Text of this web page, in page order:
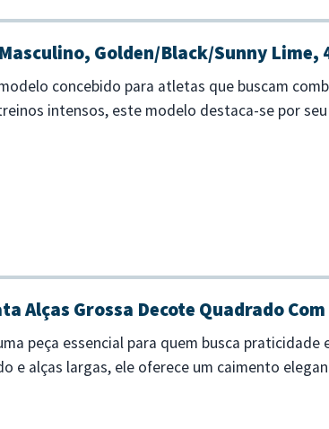
Golden/Black/Sunny Lime,
concebido para atletas que buscam
intensos, este modelo destaca-se por
Alças Grossa Decote Quadrado
peça essencial para quem busca praticidade
e alças largas, ele oferece um caimento